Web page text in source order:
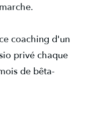
coaching d'un
privé chaque
de bêta-